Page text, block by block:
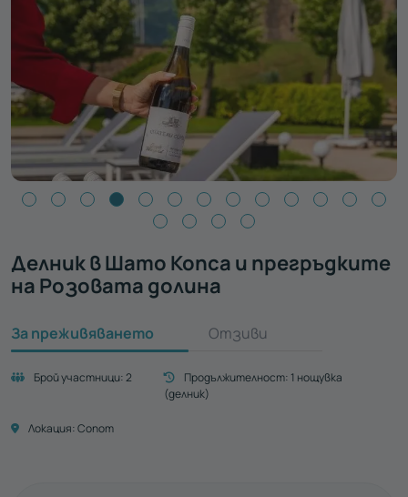
Делник в Шато Копса и прегръдките
на Розовата долина
За преживяването Отзиви
Брой участници:2 Продължителност: 1 нощувка
(делник)
Локация:Сопот